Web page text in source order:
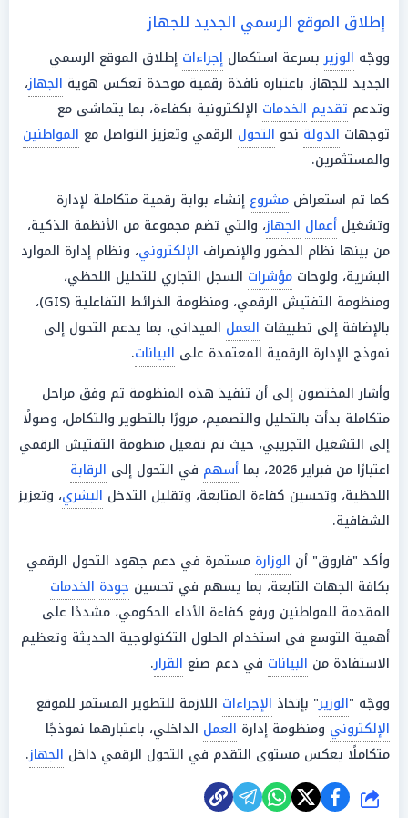
إطلاق الموقع الرسمي الجديد للجهاز
ووجّه الوزيربسرعة استكمال إجراءات إطلاق الموقع الرسمي
الجديد للجهاز، باعتباره نافذة رقمية موحدة تعكس هوية الجهاز،
وتدعم تقديم الخدمات الإلكترونية بكفاءة، بما يتماشى مع
توجهات الدولة نحو التحول الرقمي وتعزيز التواصل مع المواطنين
والمستثمرين.
كما تم استعراض مشروع إنشاء بوابة رقمية متكاملة لإدارة
وتشغيل أعمال الجهاز، والتي تضم مجموعة من الأنظمة الذكية،
من بينها نظام الحضور والإنصراف الإلكتروني، ونظام إدارة الموارد
البشرية، ولوحات مؤشرات السجل التجاري للتحليل اللحظي،
ومنظومة التفتيش الرقمي، ومنظومة الخرائط التفاعلية (GIS)،
بالإضافة إلى تطبيقات العمل الميداني، بما يدعم التحول إلى
نموذج الإدارة الرقمية المعتمدة على البيانات.
وأشار المختصون إلى أن تنفيذ هذه المنظومة تم وفق مراحل
متكاملة بدأت بالتحليل والتصميم، مرورًا بالتطوير والتكامل، وصولًا
إلى التشغيل التجريبي، حيث تم تفعيل منظومة التفتيش الرقمي
اعتبارًا من فبراير 2026، بما
أسهم في التحول إلى الرقابة
اللحظية، وتحسين كفاءة المتابعة، وتقليل التدخل البشري، وتعزيز
الشفافية.
وأكد "فاروق" أن الوزارة مستمرة في دعم جهود التحول الرقمي
بكافة الجهات التابعة، بما يسهم في تحسين جودة الخدمات
المقدمة للمواطنين ورفع كفاءة الأداء الحكومي، مشددًا على
أهمية التوسع في استخدام الحلول التكنولوجية الحديثة وتعظيم
الاستفادة من البيانات في دعم صنع القرار.
ووجّه "الوزير" بإتخاذ الإجراءات اللازمة للتطوير المستمر للموقع
الإلكتروني ومنظومة إدارة العمل الداخلي، باعتبارهما نموذجًا
متكاملًا يعكس مستوى التقدم في التحول الرقمي داخل الجهاز.
شارك